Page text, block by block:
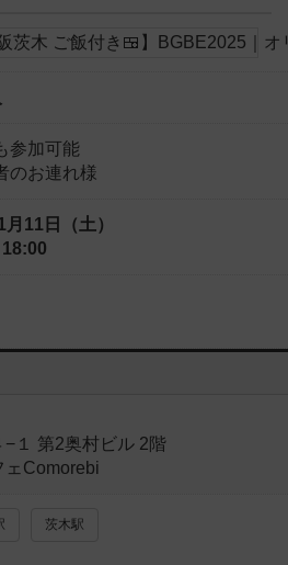
参加可能
のお連れ様
11日（土）
１ 第2奥村ビル 2階
ェComorebi
茨木駅